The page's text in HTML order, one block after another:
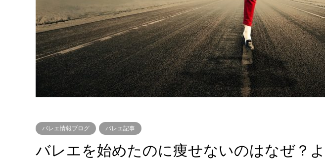
バレエ情報ブログ バレエ記事
バレエを始めたのに痩せないのはなぜ？